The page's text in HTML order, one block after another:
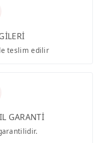
teslim edilir
GARANTİ